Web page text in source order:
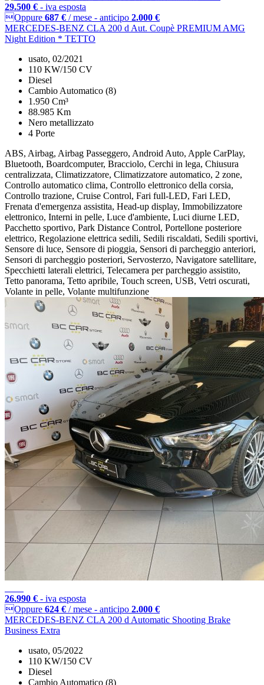
29.500 € - iva esposta
Oppure 687 € / mese - anticipo 2.000 €
MERCEDES-BENZ CLA 200 d Aut. Coupè PREMIUM AMG
Night Edition * TETTO
usato, 02/2021
110 KW/150 CV
Diesel
Cambio Automatico (8)
1.950 Cm³
88.985 Km
Nero metallizzato
4 Porte
ABS, Airbag, Airbag Passeggero, Android Auto, Apple CarPlay,
Bluetooth, Boardcomputer, Bracciolo, Cerchi in lega, Chiusura
centralizzata, Climatizzatore, Climatizzatore automatico, 2 zone,
Controllo automatico clima, Controllo elettronico della corsia,
Controllo trazione, Cruise Control, Fari full-LED, Fari LED,
Frenata d'emergenza assistita, Head-up display, Immobilizzatore
elettronico, Interni in pelle, Luce d'ambiente, Luci diurne LED,
Pacchetto sportivo, Park Distance Control, Portellone posteriore
elettrico, Regolazione elettrica sedili, Sedili riscaldati, Sedili sportivi,
Sensore di luce, Sensore di pioggia, Sensori di parcheggio anteriori,
Sensori di parcheggio posteriori, Servosterzo, Navigatore satellitare,
Specchietti laterali elettrici, Telecamera per parcheggio assistito,
Tetto panorama, Tetto apribile, Touch screen, USB, Vetri oscurati,
Volante in pelle, Volante multifunzione
26.990 € - iva esposta
Oppure 624 € / mese - anticipo 2.000 €
MERCEDES-BENZ CLA 200 d Automatic Shooting Brake
Business Extra
usato, 05/2022
110 KW/150 CV
Diesel
Cambio Automatico (8)